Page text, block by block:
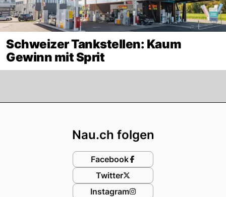
Schweizer Tankstellen: Kaum
Gewinn mit Sprit
Nau.ch folgen
Facebook
Twitter
Instagram